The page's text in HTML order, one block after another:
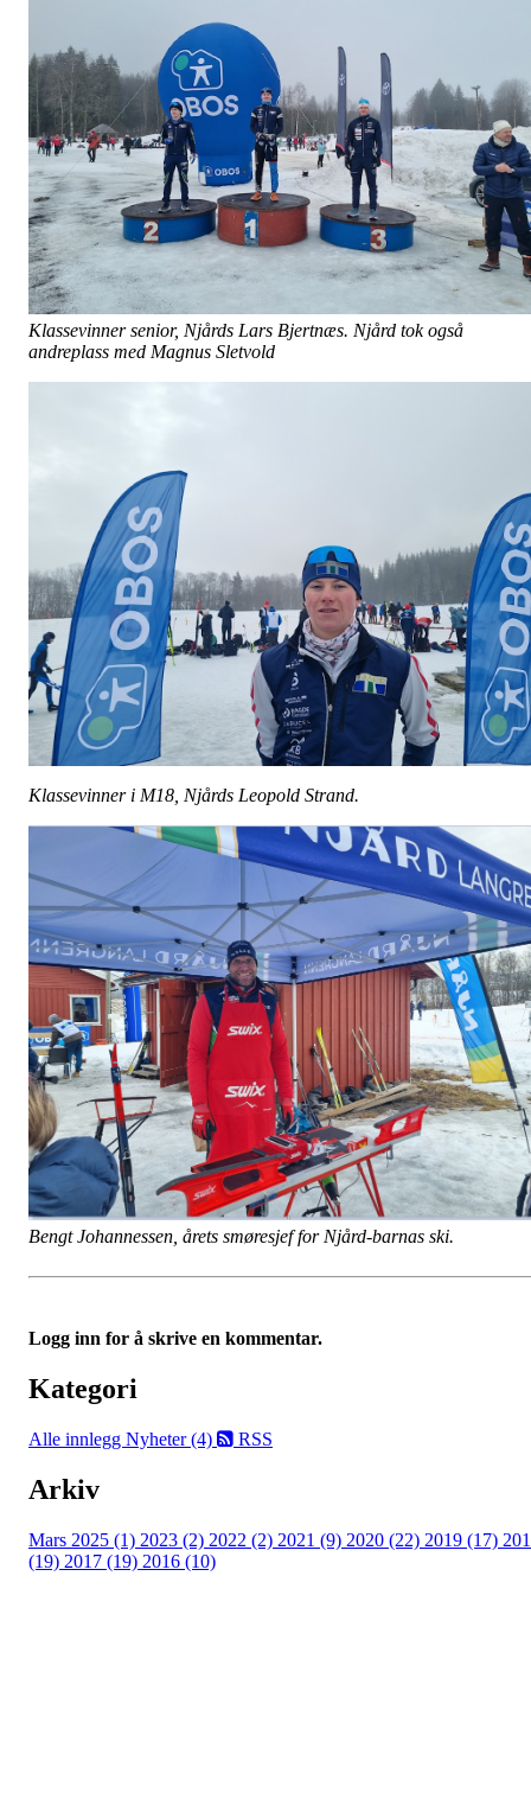
Klassevinner senior, Njårds Lars Bjertnæs. Njård tok også
andreplass med Magnus Sletvold
Klassevinner i M18, Njårds Leopold Strand.
Bengt Johannessen, årets smøresjef for Njård-barnas ski.
Logg inn for å skrive en kommentar.
Kategori
Alle innlegg Nyheter (4) RSS
Arkiv
Mars 2025 (1) 2023 (2) 2022 (2) 2021 (9) 2020 (22) 2019 (17)
(19) 2017 (19) 2016 (10)